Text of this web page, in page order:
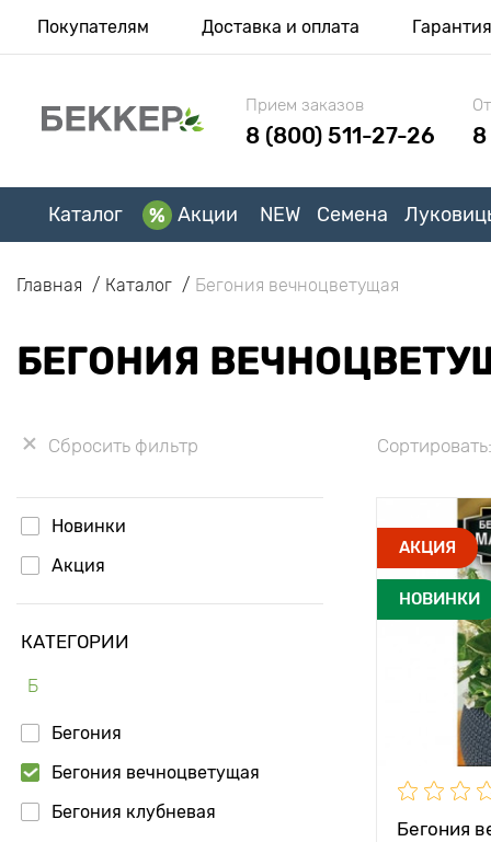
Покупателям Доставка и оплата Гарантия
Прием заказов
8 (800) 511-27-26
Каталог Акции NEW Семена
Главная Каталог Бегония вечноцветущая
БЕГОНИЯ
Сбросить фильтр
Новинки
Акция
КАТЕГОРИИ
Б
Бегония
Бегония вечноцветущая
Бегония клубневая
Сортировать:
АКЦИЯ
НОВИНКИ
Бегония
Высота
Растояние
растениями